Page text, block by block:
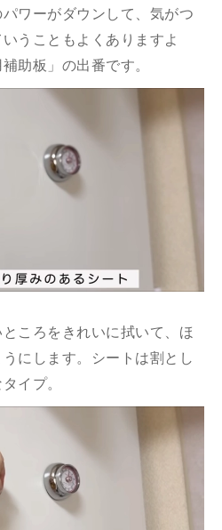
ワーがダウンして、気がつ
うこともよくありますよ
助板」の出番です。
ころをきれいに拭いて、ほ
にします。シートは割とし
イプ。